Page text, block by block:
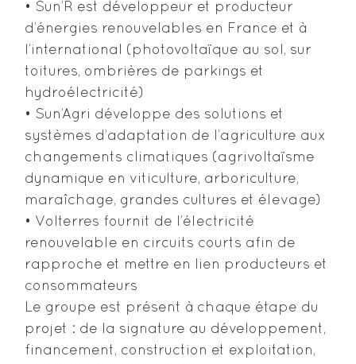
• Sun’R est développeur et producteur
d’énergies renouvelables en France et à
l’international (photovoltaïque au sol, sur
toitures, ombrières de parkings et
hydroélectricité)
• Sun’Agri développe des solutions et
systèmes d’adaptation de l’agriculture aux
changements climatiques (agrivoltaïsme
dynamique en viticulture, arboriculture,
maraîchage, grandes cultures et élevage)
• Volterres fournit de l’électricité
renouvelable en circuits courts afin de
rapproche et mettre en lien producteurs et
consommateurs
Le groupe est présent à chaque étape du
projet : de la signature au développement,
financement, construction et exploitation,